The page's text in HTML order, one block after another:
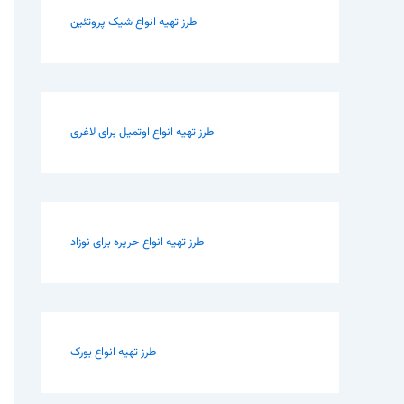
طرز تهیه انواع شیک پروتئین
طرز تهیه انواع اوتمیل برای لاغری
طرز تهیه انواع حریره برای نوزاد
طرز تهیه انواع بورک